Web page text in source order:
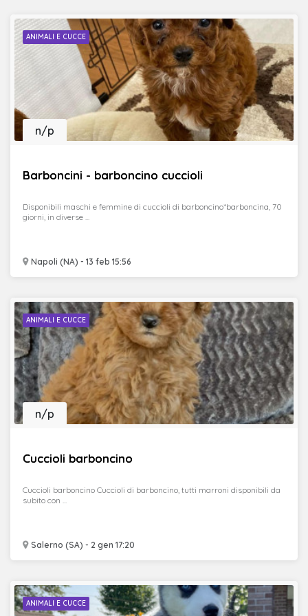
ANIMALI E CUCCE
Barboncini - barboncino cuccioli
Napoli (NA) - 13 feb 15:56
n/p
Disponibili maschi e femmine di cuccioli di barboncino*barboncina, 70
giorni, in diverse ...
ANIMALI E CUCCE
Cuccioli barboncino
Salerno (SA) - 2 gen 17:20
n/p
Cuccioli barboncino Cuccioli di barboncino, tutti marroni disponibili da
subito con ...
ANIMALI E CUCCE